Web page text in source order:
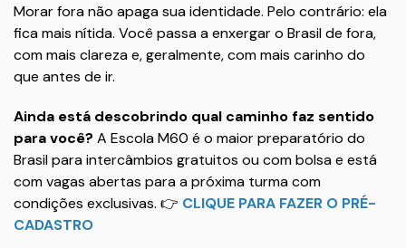
Morar fora não apaga sua identidade. Pelo contrário: ela
fica mais nítida. Você passa a enxergar o Brasil de fora,
com mais clareza e, geralmente, com mais carinho do
que antes de ir.
Ainda está descobrindo qual caminho faz sentido
para você? A Escola M60 é o maior preparatório do
Brasil para intercâmbios gratuitos ou com bolsa e está
com vagas abertas para a próxima turma com
condições exclusivas. 👉 CLIQUE PARA FAZER O PRÉ-
CADASTRO